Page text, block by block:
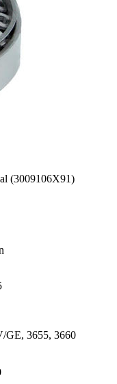
(3009106X91)
GE, 3655, 3660